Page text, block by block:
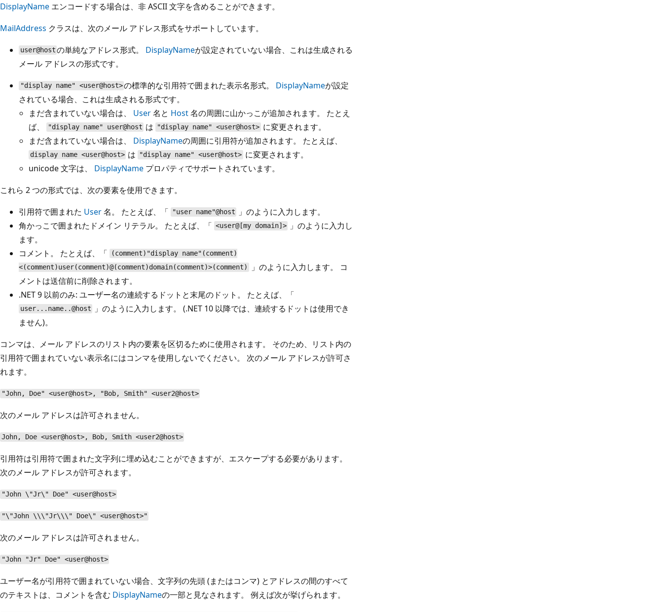
DisplayName エンコードする場合は、非 ASCII 文字を含めることができます。
MailAddress クラスは、次のメール アドレス形式をサポートしています。
user@host の単純なアドレス形式。 DisplayNameが設定されていない場合、これは生成される
メール アドレスの形式です。
"display name" <user@host>の標準的な引用符で囲まれた表示名形式。 DisplayNameが設定
されている場合、これは生成される形式です。
まだ含まれていない場合は、 User名と Host名の周囲に山かっこが追加されます。 たとえ
ば、
"display name" user@host は "display name" <user@host> に変更されます。
まだ含まれていない場合は、 DisplayNameの周囲に引用符が追加されます。 たとえば、
display name <user@host> は "display name" <user@host> に変更されます。
unicode 文字は、 DisplayName プロパティでサポートされています。
これら 2 つの形式では、次の要素を使用できます。
引用符で囲まれた User名。 たとえば、「 "user name"@host
」のように入力します。
角かっこで囲まれたドメイン リテラル。 たとえば、「 <user@[my domain]>
」のように入力し
ます。
コメント。 たとえば、「
(comment)"display name"(comment)
<(comment)user(comment)@(comment)domain(comment)>(comment)
」のように入力します。 コ
メントは送信前に削除されます。
.NET 9 以前のみ: ユーザー名の連続するドットと末尾のドット。 たとえば、「
user...name..@host
」のように入力します。 (.NET 10 以降では、連続するドットは使用でき
ません)。
コンマは、メール アドレスのリスト内の要素を区切るために使用されます。 そのため、リスト内の
引用符で囲まれていない表示名にはコンマを使用しないでください。 次のメール アドレスが許可さ
れます。
"John, Doe" <user@host>, "Bob, Smith" <user2@host>
次のメール アドレスは許可されません。
John, Doe <user@host>, Bob, Smith <user2@host>
引用符は引用符で囲まれた文字列に埋め込むことができますが、エスケープする必要があります。
次のメール アドレスが許可されます。
"John \"Jr\" Doe" <user@host>
"\"John \\\"Jr\\\" Doe\" <user@host>"
次のメール アドレスは許可されません。
"John "Jr" Doe" <user@host>
ユーザー名が引用符で囲まれていない場合、文字列の先頭 (またはコンマ) とアドレスの間のすべて
のテキストは、コメントを含む DisplayNameの一部と見なされます。 例えば次が挙げられます。